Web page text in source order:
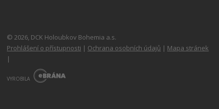
© 2026, DCK Holoubkov Bohemia a.s.
Prohlášení o přístupnosti | Ochrana osobních údajů | Mapa stránek
|
VYROBILA